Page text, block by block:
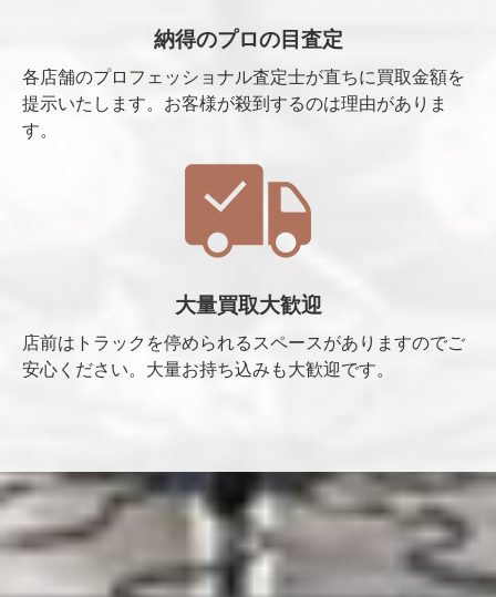
納得のプロの目査定
各店舗のプロフェッショナル査定士が直ちに買取金額を
提示いたします。お客様が殺到するのは理由がありま
す。
大量買取大歓迎
店前はトラックを停められるスペースがありますのでご
安心ください。大量お持ち込みも大歓迎です。